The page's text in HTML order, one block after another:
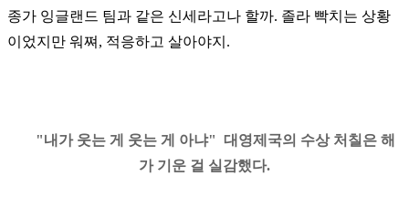
종가 잉글랜드 팀과 같은 신세라고나 할까. 졸라 빡치는 상황
이었지만 워쪄 , 적응하고 살아야지 .
"내가 웃는 게 웃는 게 아냐" 대영제국의 수상 처칠은 해
가 기운 걸 실감했다.